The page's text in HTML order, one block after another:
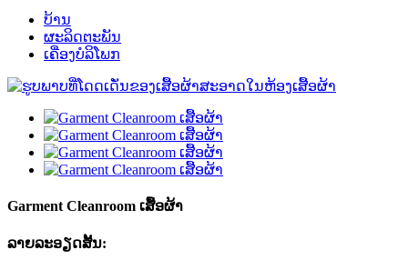
ບ້ານ
ຜະລິດຕະພັນ
ເຄື່ອງບໍລິໂພກ
Garment Cleanroom ເສື້ອຜ້າ
ລາຍ​ລະ​ອຽດ​ສັ້ນ​: